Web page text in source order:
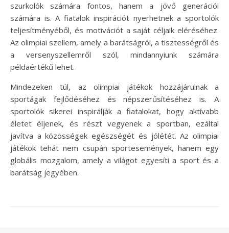
szurkolók számára fontos, hanem a jövő generációi
számára is. A fiatalok inspirációt nyerhetnek a sportolók
teljesítményéből, és motivációt a saját céljaik eléréséhez.
Az olimpiai szellem, amely a barátságról, a tisztességről és
a versenyszellemről szól, mindannyiunk számára
példaértékű lehet.
Mindezeken túl, az olimpiai játékok hozzájárulnak a
sportágak fejlődéséhez és népszerűsítéséhez is. A
sportolók sikerei inspirálják a fiatalokat, hogy aktívabb
életet éljenek, és részt vegyenek a sportban, ezáltal
javítva a közösségek egészségét és jólétét. Az olimpiai
játékok tehát nem csupán sportesemények, hanem egy
globális mozgalom, amely a világot egyesíti a sport és a
barátság jegyében.